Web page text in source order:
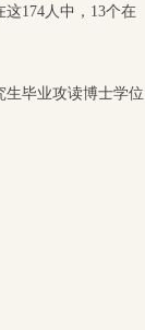
174人中，13个在
生毕业攻读博士学位